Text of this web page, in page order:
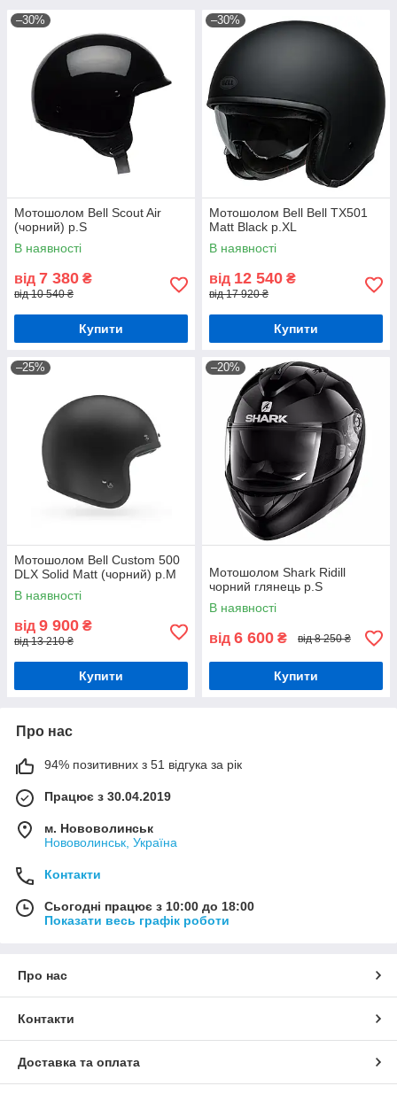
–30%
Мотошолом Bell Scout Air
(чорний) р.S
В наявності
від 7 380 ₴
від 10 540 ₴
Купити
–30%
Мотошолом Bell Bell TX501
Matt Black р.XL
В наявності
від 12 540 ₴
від 17 920 ₴
Купити
–25%
Мотошолом Bell Custom 500
DLX Solid Matt (чорний) р.М
В наявності
від 9 900 ₴
від 13 210 ₴
Купити
–20%
Мотошолом Shark Ridill
чорний глянець р.S
В наявності
від 6 600 ₴ від 8 250 ₴
Купити
Про нас
94% позитивних з 51 відгука за рік
Працює з 30.04.2019
м. Нововолинськ
Нововолинськ, Україна
Контакти
Сьогодні працює з 10:00 до 18:00
Показати весь графік роботи
Про нас
Контакти
Доставка та оплата